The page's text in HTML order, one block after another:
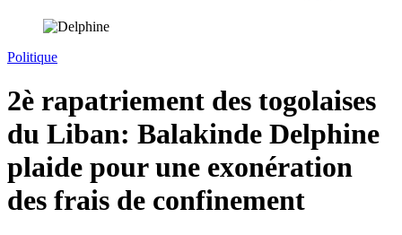
Politique
2è rapatriement des togolaises
du Liban: Balakinde Delphine
plaide pour une exonération
des frais de confinement